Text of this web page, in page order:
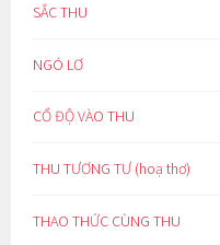
SẮC THU
NGÓ LƠ
CỔ ĐỘ VÀO THU
THU TƯƠNG TƯ (hoạ thơ)
THAO THỨC CÙNG THU